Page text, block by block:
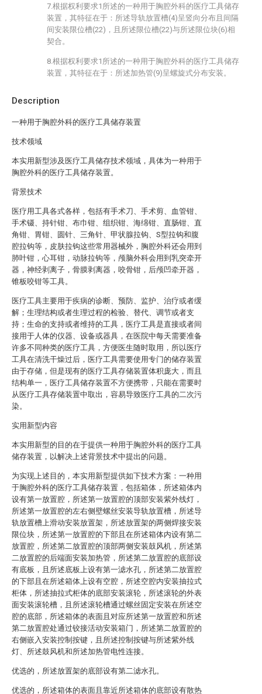
Description
一种用于胸腔外科的医疗工具储存装置
技术领域
本实用新型涉及医疗工具储存技术领域，具体为一种用于
胸腔外科的医疗工具储存装置。
背景技术
医疗用工具各式各样，包括有手术刀、手术剪、血管钳、
手术镊、持针钳、布巾钳、组织钳、海绵钳、直肠钳、直
角钳、胃钳、圆针、三角针、甲状腺拉钩、S型拉钩和腹
腔拉钩等，皮肤拉钩这些常用器械外，胸腔外科还会用到
肺叶钳，心耳钳，动脉拉钩等，颅脑外科会用到乳突牵开
器，神经剥离子，骨膜剥离器，咬骨钳，后颅凹牵开器，
锥板咬钳等工具。
医疗工具主要用于疾病的诊断、预防、监护、治疗或者缓
解；生理结构或者生理过程的检验、替代、调节或者支
持；生命的支持或者维持的工具，医疗工具是直接或者间
接用于人体的仪器、设备或器具，在医院中每天需要准备
许多不同种类的医疗工具，方便医生随时取用，所以医疗
工具在清洗干燥过后，医疗工具需要使用专门的储存装置
由于存储，但是现有的医疗工具存储装置体积庞大，而且
结构单一，医疗工具储存装置不方便携带，只能在需要时
从医疗工具存储装置中取出，容易导致医疗工具的二次污
染。
实用新型内容
本实用新型的目的在于提供一种用于胸腔外科的医疗工具
储存装置，以解决上述背景技术中提出的问题。
为实现上述目的，本实用新型提供如下技术方案：一种用
于胸腔外科的医疗工具储存装置，包括箱体，所述箱体内
设有第一放置腔，所述第一放置腔的顶部安装紫外线灯，
所述第一放置腔的左右侧壁螺丝安装导轨放置槽，所述导
轨放置槽上滑动安装放置架，所述放置架的两侧焊接安装
限位块，所述第一放置腔的下部且在所述箱体内设有第二
放置腔，所述第二放置腔的顶部两侧安装鼓风机，所述第
二放置腔的后端面安装加热管，所述第二放置腔的底部设
有底板，且所述底板上设有第一滤水孔，所述第二放置腔
的下部且在所述箱体上设有空腔，所述空腔内安装抽拉式
柜体，所述抽拉式柜体的底部安装滚轮，所述滚轮的外表
面安装滚轮槽，且所述滚轮槽通过螺丝固定安装在所述空
腔的底部，所述箱体的表面且对应所述第一放置腔和所述
第二放置腔处通过铰接活动安装箱门，所述第二放置腔的
右侧嵌入安装控制按键，且所述控制按键与所述紫外线
灯、所述鼓风机和所述加热管电性连接。
优选的，所述放置架的底部设有第二滤水孔。
优选的，所述箱体的表面且靠近所述箱体的底部设有散热
7.根据权利要求1所述的一种用于胸腔外科的医疗工具储存
装置，其特征在于：所述导轨放置槽(4)呈竖向分布且间隔
间安装限位槽(22)，且所述限位槽(22)与所述限位块(6)相
契合。
8.根据权利要求1所述的一种用于胸腔外科的医疗工具储存
装置，其特征在于：所述加热管(9)呈螺旋式分布安装。